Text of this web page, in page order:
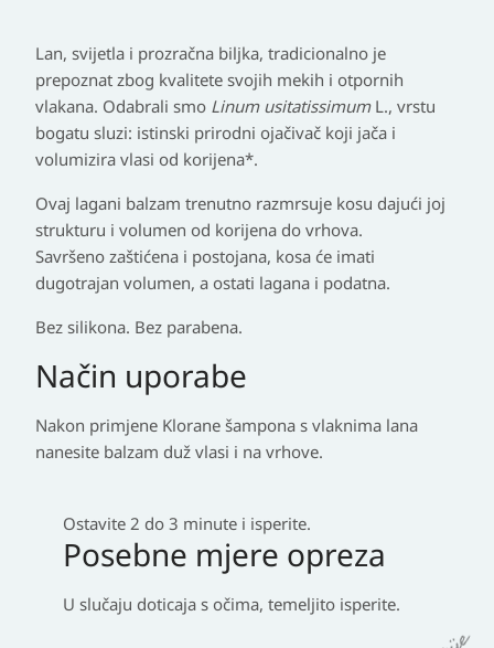
Lan, svijetla i prozračna biljka, tradicionalno je
prepoznat zbog kvalitete svojih mekih i otpornih
vlakana. Odabrali smo Linum usitatissimumL., vrstu
bogatu sluzi: istinski prirodni ojačivač koji jača i
volumizira vlasi od korijena*.
Ovaj lagani balzam trenutno razmrsuje kosu dajući joj
strukturu i volumen od korijena do vrhova.
Savršeno zaštićena i postojana, kosa će imati
dugotrajan volumen, a ostati lagana i podatna.
Bez silikona. Bez parabena.
Način uporabe
Nakon primjene Klorane šampona s vlaknima lana
nanesite balzam duž vlasi i na vrhove.
Ostavite 2 do 3 minute i isperite.
Posebne mjere opreza
U slučaju doticaja s očima, temeljito isperite.